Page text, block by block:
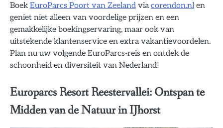
Boek EuroParcs Poort van Zeeland viacorendon.nlen
geniet niet alleen van voordelige prijzen en een
gemakkelijke boekingservaring, maar ook van
uitstekende klantenservice en extra vakantievoordelen.
Plan nu uw volgende EuroParcs-reis en ontdek de
schoonheid en diversiteit van Nederland!
Europarcs Resort Reestervallei: Ontspan te
Midden van de Natuur in IJhorst